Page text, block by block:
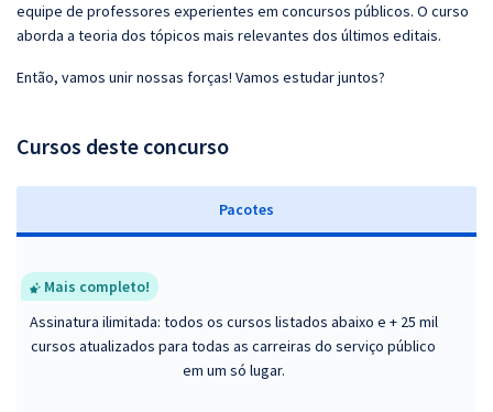
equipe de professores experientes em concursos públicos. O curso
aborda a teoria dos tópicos mais relevantes dos últimos editais.
Então, vamos unir nossas forças! Vamos estudar juntos?
Cursos deste concurso
Pacotes
Mais completo!
Assinatura ilimitada: todos os cursos listados abaixo e + 25 mil
cursos atualizados para todas as carreiras do serviço público
em um só lugar.